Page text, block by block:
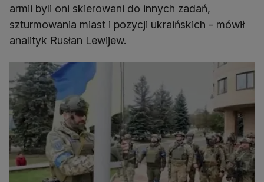
armii byli oni skierowani do innych zadań,
szturmowania miast i pozycji ukraińskich - mówił
analityk Rusłan Lewijew.